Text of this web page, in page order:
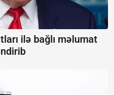
ilə bağlı məlumat